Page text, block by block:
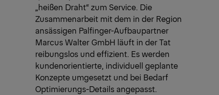
„heißen Draht“ zum Service. Die
Zusammenarbeit mit dem in der Region
ansässigen Palfinger-Aufbaupartner
Marcus Walter GmbH läuft in der Tat
reibungslos und effizient. Es werden
kundenorientierte, individuell geplante
Konzepte umgesetzt und bei Bedarf
Optimierungs-Details angepasst.